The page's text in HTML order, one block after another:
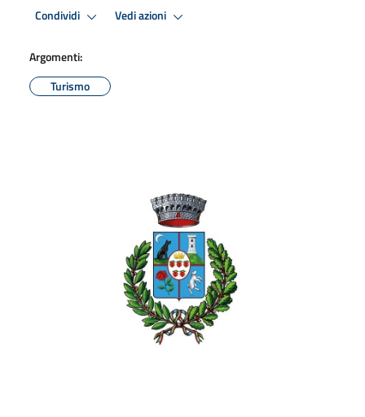
Condividi Vedi azioni
Argomenti:
Turismo